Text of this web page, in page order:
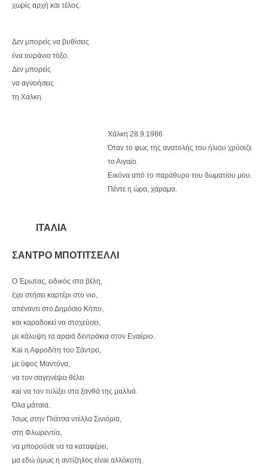
χωρίς αρχή και τέλος.
Δεν μπορείς να βυθίσεις
ένα ουράνιο τόξο.
Δεν μπορείς
να αγνοήσεις
τη Χάλκη.
Χάλκη 28.9.1986
Όταν το φως της ανατολής του ήλιου χρύσιζε
το Αιγαίο.
Εικόνα από το παράθυρο του δωματίου μου.
Πέντε η ώρα, χάραμα.
ΙΤΑΛΙΑ
ΣΑΝΤΡΟ ΜΠΟΤΙΤΣΕΛΛΙ
Ο Έρωτας, ειδικός στα βέλη,
έχει στήσει καρτέρι στο νιο,
απέναντι στο Δημόσιο Κήπο,
και καραδοκεί να στοχεύσει,
με κάλυψη τα αραιά δεντράκια στον Εναέριο.
Kai η Αφροδίτη του Σάντρο,
με ύφος Μαντόνα,
να τον σαγηνέψει θέλει
κai να τον τυλίξει στα ξανθά της μαλλιά.
Όλα μάταια.
Ίσως στην Πιάτσα ντέλλα Σινιόρια,
στη Φλωρεντία,
να μπορούσε να τα καταφέρει,
μα εδώ όμως η αντίζηλος είνai αλλόκοτη.